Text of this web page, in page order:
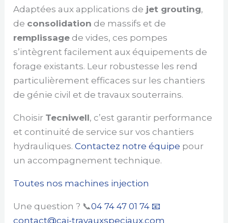
Adaptées aux applications de jet grouting,
de consolidation de massifs et de
remplissage de vides, ces pompes
s’intègrent facilement aux équipements de
forage existants. Leur robustesse les rend
particulièrement efficaces sur les chantiers
de génie civil et de travaux souterrains.
Choisir Tecniwell, c’est garantir performance
et continuité de service sur vos chantiers
hydrauliques.Contactez notre équipe pour
un accompagnement technique.
Toutes nos machines injection
Une question ? 📞04 74 47 01 74 📧
contact@caj-travauxspeciaux.com